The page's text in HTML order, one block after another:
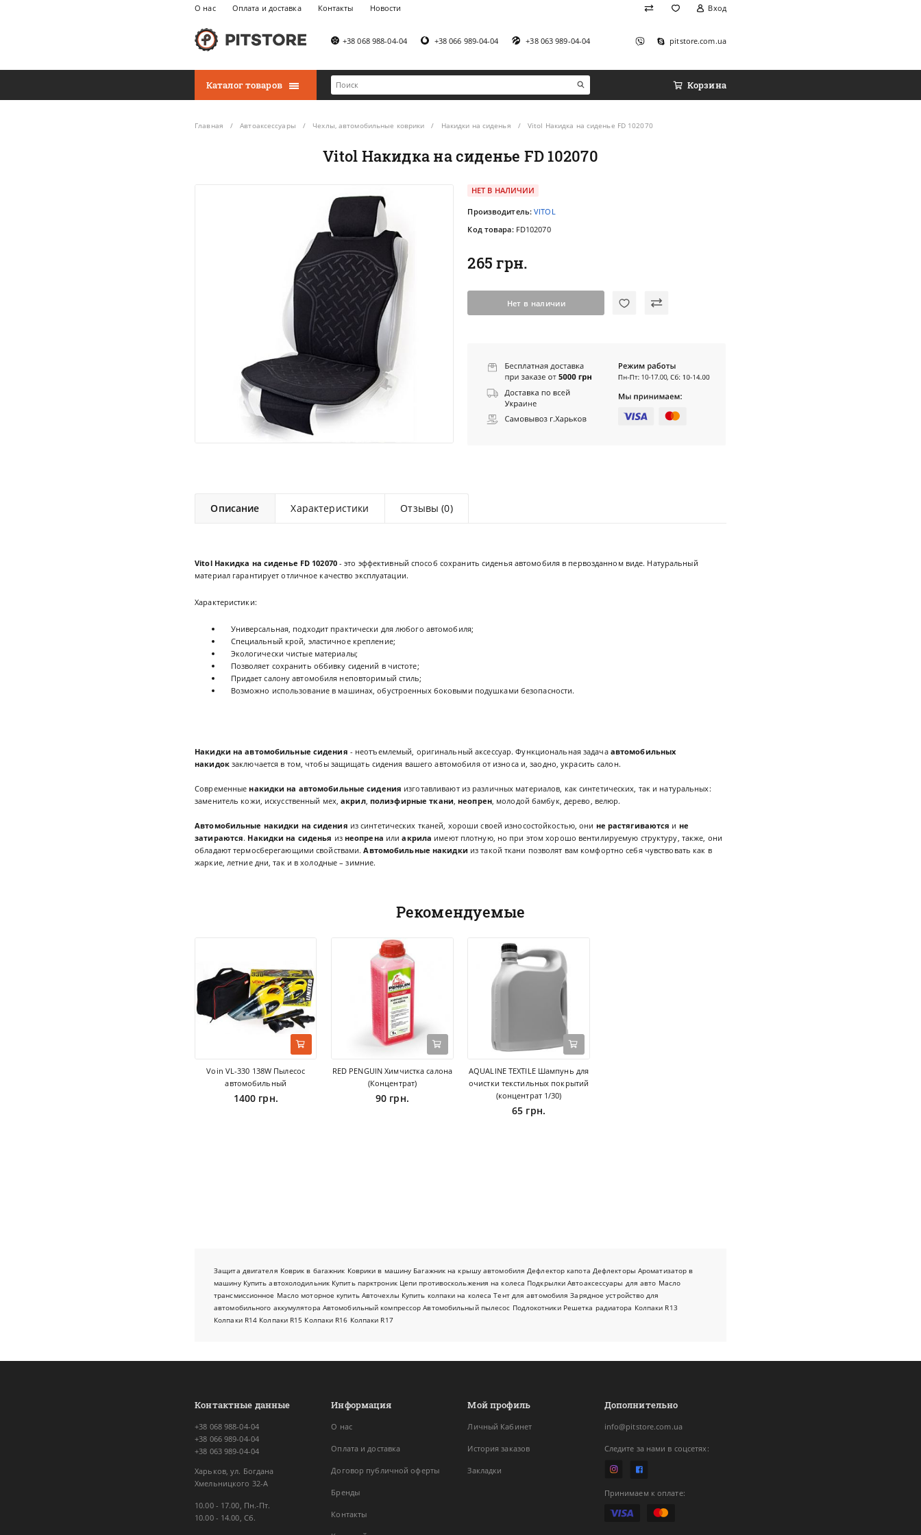
О нас Оплата и доставка Контакты Новости Вход
+38 068 988-04-04 +38 066 989-04-04 +38 063 989-04-04 pitstore.com.ua
Каталог товаров Корзина
Главная Автоаксессуары Чехлы, автомобильные коврики Накидки на сиденья Vitol Накидка на сиденье FD 102070
Vitol Накидка на сиденье FD 102070
НЕТ В НАЛИЧИИ
Производитель:VITOL
Код товара: FD102070
265 грн.
Нет в наличии
Описание Характеристики Отзывы (0)
Vitol Накидка на сиденье FD 102070- это эффективный способ сохранить сиденья автомобиля в первозданном виде. Натуральный
материал гарантирует отличное качество эксплуатации.
Характеристики:
Универсальная, подходит практически для любого автомобиля;
Специальный крой, эластичное крепление;
Экологически чистые материалы;
Позволяет сохранить оббивку сидений в чистоте;
Придает салону автомобиля неповторимый стиль;
Возможно использование в машинах, обустроенных боковыми подушками безопасности.
Накидки на автомобильные сидения - неотъемлемый, оригинальный аксессуар. Функциональная задача автомобильных
накидокзаключается в том, чтобы защищать сидения вашего автомобиля от износа и, заодно, украсить салон.
Современныенакидки на автомобильные сидения изготавливают из различных материалов, как синтетических, так и натуральных:
заменитель кожи, искусственный мех,акрил, полиэфирные ткани ,неопрен, молодой бамбук, дерево, велюр.
Автомобильные накидки на сидения из синтетических тканей, хороши своей износостойкостью, они не растягиваются и не
затираются. Накидки на сиденья из неопрена илиакрила имеют плотную, но при этом хорошо вентилируемую структуру, также, они
обладают термосберегающими свойствами.Автомобильные накидки из такой ткани позволят вам комфортно себя чувствовать как в
жаркие, летние дни, так и в холодные – зимние.
Рекомендуемые
Voin VL-330 138W Пылесос
автомобильный
1400 грн.
RED PENGUIN Химчистка салона
(Концентрат)
90 грн.
AQUALINE TEXTILE Шампунь для
очистки текстильных покрытий
(концентрат 1/30)
65 грн.
Защита двигателя Коврик в багажник Коврики в машину Багажник на крышу автомобиля Дефлектор капота Дефлекторы Ароматизатор в
машину Купить автохолодильник Купить парктроник Цепи противоскольжения на колеса Подкрылки Автоаксессуары для авто Масло
трансмиссионное Масло моторное купить Авточехлы Купить колпаки на колеса Тент для автомобиля Зарядное устройство для
автомобильного аккумулятора Автомобильный компрессор Автомобильный пылесос Подлокотники Решетка радиатора Колпаки R13
Колпаки R14 Колпаки R15 Колпаки R16 Колпаки R17
Контактные данные
+38 068 988-04-04
+38 066 989-04-04
+38 063 989-04-04
Харьков, ул. Богдана
Хмельницкого 32-А
10.00 - 17.00, Пн.-Пт.
10.00 - 14.00, Сб.
Информация
О нас
Оплата и доставка
Договор публичной оферты
Бренды
Контакты
Мой профиль
Личный Кабинет
История заказов
Закладки
Дополнительно
info@pitstore.com.ua
Следите за нами в соцсетях:
Принимаем к оплате: